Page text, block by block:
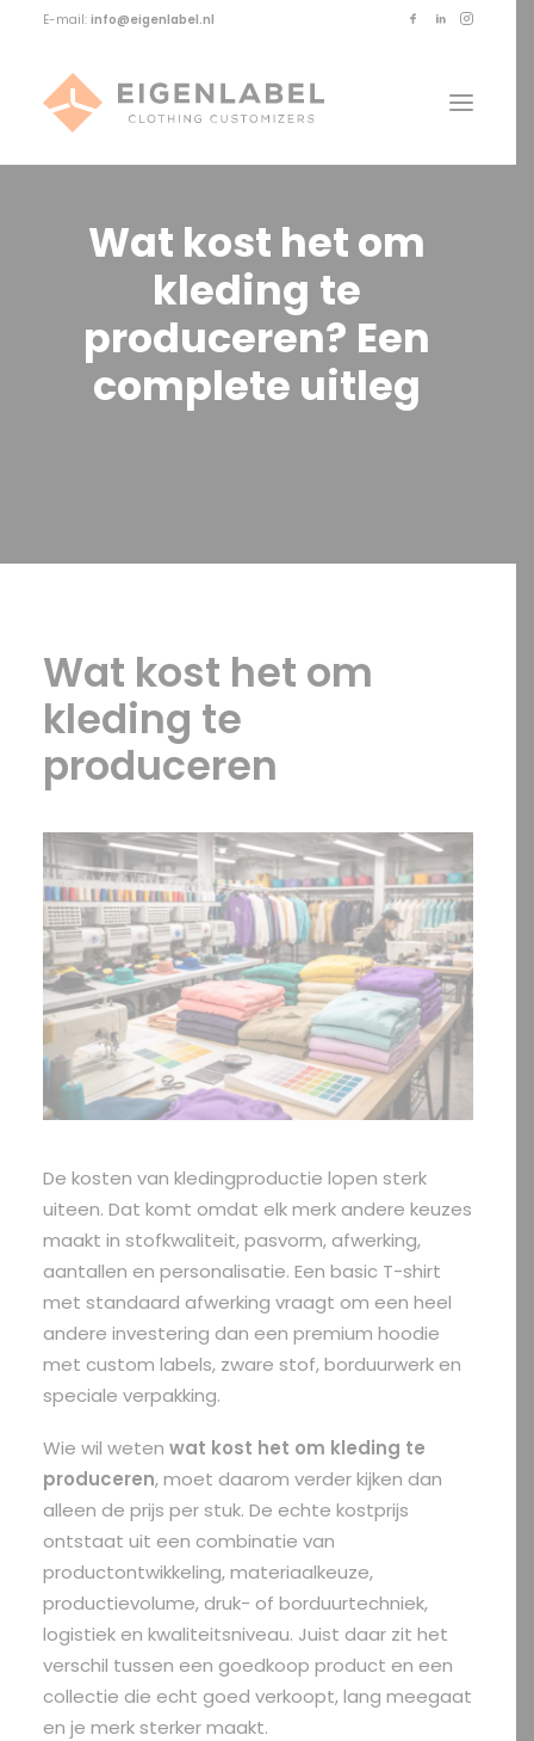
E-mail: info@eigenlabel.nl
SEARCH
Wat kost hetom
kleding te
produceren? Een
complete uitleg
Wat kost het om
kleding te
produceren
De kosten van kledingproductie lopen sterk
uiteen. Dat komt omdat elk merk andere keuzes
maakt in stofkwaliteit, pasvorm, afwerking,
aantallen en personalisatie. Een basic T-shirt
met standaard afwerking vraagt om een heel
andere investering dan een premium hoodie
met custom labels, zware stof, borduurwerk en
speciale verpakking.
Wie wil weten wat kost het om kleding te
produceren, moet daarom verder kijken dan
alleen de prijs per stuk. De echte kostprijs
ontstaat uit een combinatie van
productontwikkeling, materiaalkeuze,
productievolume, druk- of borduurtechniek,
logistiek en kwaliteitsniveau. Juist daar zit het
verschil tussen een goedkoop product en een
collectie die echt goed verkoopt, lang meegaat
en je merk sterker maakt.